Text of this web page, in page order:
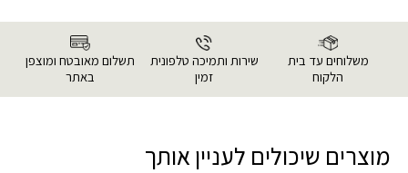
משלוחים עד בית
הלקוח
שירות ותמיכה טלפונית
זמין
תשלום מאובטח ומוצפן
באתר
מוצרים שיכולים לעניין אותך